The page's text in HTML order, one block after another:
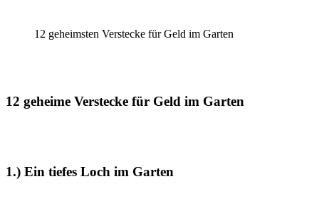
12 geheimsten Verstecke für Geld im Garten
12 geheime Verstecke für Geld im Garten
1.) Ein tiefes Loch im Garten